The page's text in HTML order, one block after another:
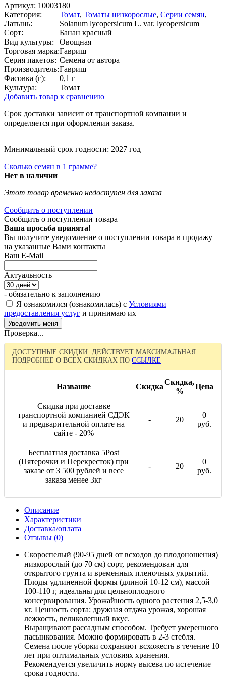
Артикул: 10003180
Категория:
Томат, Томаты низкорослые, Серии семян,
Латынь:
Solanum lycopersicum L. var. lycopersicum
Сорт:
Банан красный
Вид культуры:
Овощная
Торговая марка:Гавриш
Серия пакетов: Семена от автора
Производитель:Гавриш
Фасовка (г):
0,1 г
Культура:
Томат
Добавить товар к сравнению
Срок доставки зависит от транспортной компании и
определяется при оформлении заказа.
Минимальный срок годности: 2027 год
Сколько семян в 1 грамме?
Нет в наличии
Этот товар временно недоступен для заказа
Сообщить о поступлении
Сообщить о поступлении товара
Ваша просьба принята!
Вы получите уведомление о поступлении товара в продажу
на указанные Вами контакты
Ваш E-Mail
Актуальность
- обязательно к заполнению
Я ознакомился (ознакомилась) с Условиями
предоставления услуг и принимаю их
Проверка...
ДОСТУПНЫЕ СКИДКИ. ДЕЙСТВУЕТ МАКСИМАЛЬНАЯ.
ПОДРОБНЕЕ О ВСЕХ СКИДКАХ ПО ССЫЛКЕ
Название Скидка
Скидка,
%
Цена
Скидка при доставке
транспортной компанией СДЭК
и предварительной оплате на
сайте - 20%
- 20
0
руб.
Бесплатная доставка 5Post
(Пятерочки и Перекресток) при
заказе от 3 500 рублей и весе
заказа менее 3кг
- 20
0
руб.
Описание
Характеристики
Доставка/оплата
Отзывы (0)
Скороспелый (90-95 дней от всходов до плодоношения)
низкорослый (до 70 см) сорт, рекомендован для
открытого грунта и временных пленочных укрытий.
Плоды удлиненной формы (длиной 10-12 см), массой
100-110 г, идеальны для цельноплодного
консервирования. Урожайность одного растения 2,5-3,0
кг. Ценность сорта: дружная отдача урожая, хорошая
лежкость, великолепный вкус.
Выращивают рассадным способом. Требует умеренного
пасынкования. Можно формировать в 2-3 стебля.
Семена после уборки сохраняют всхожесть в течение 10
лет при оптимальных условиях хранения.
Рекомендуется увеличить норму высева по истечение
срока годности.